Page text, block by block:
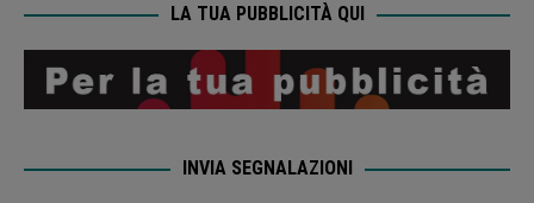
LA TUA PUBBLICITÀ QUI
INVIA SEGNALAZIONI